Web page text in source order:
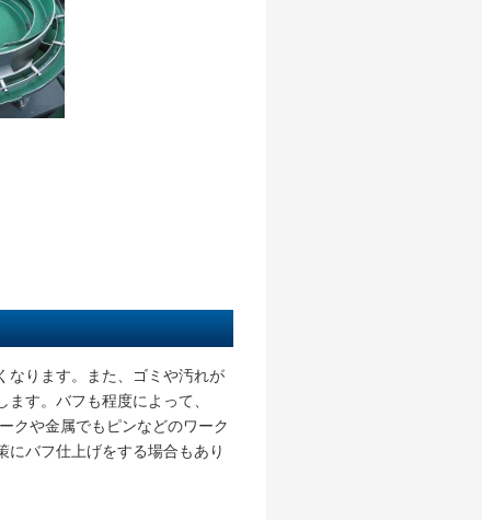
なります。また、ゴミや汚れが
す。バフも程度によって、
クや金属でもピンなどのワーク
にバフ仕上げをする場合もあり